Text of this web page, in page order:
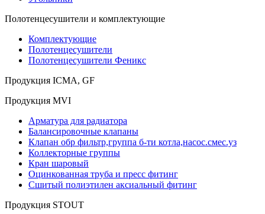
Полотенцесушители и комплектующие
Комплектующие
Полотенцесушители
Полотенцесушители Феникс
Продукция ICMA, GF
Продукция MVI
Арматура для радиатора
Балансировочные клапаны
Клапан обр фильтр,группа б-ти котла,насос.смес.уз
Коллекторные группы
Кран шаровый
Оцинкованная труба и пресс фитинг
Сшитый полиэтилен аксиальный фитинг
Продукция STOUT